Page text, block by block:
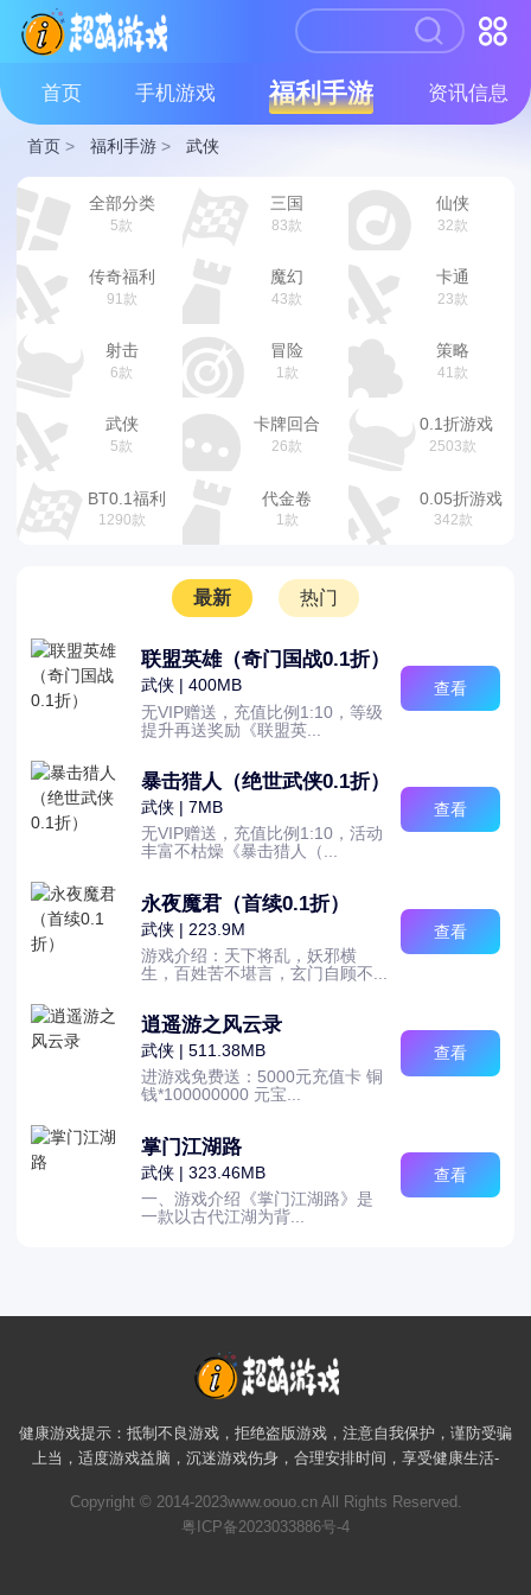
首页 手机游戏 福利手游 资讯信息
首页 > 福利手游 > 武侠
全部分类
5款
三国
83款
仙侠
32款
传奇福利
91款
魔幻
43款
卡通
23款
射击
6款
冒险
1款
策略
41款
武侠
5款
卡牌回合
26款
0.1折游戏
2503款
BT0.1福利
1290款
代金卷
1款
0.05折游戏
342款
最新 热门
联盟英雄（奇门国战0.1折）
武侠 | 400MB
无VIP赠送，充值比例1:10，等级
提升再送奖励《联盟英...
查看
暴击猎人（绝世武侠0.1折）
武侠 | 7MB
无VIP赠送，充值比例1:10，活动
丰富不枯燥《暴击猎人（...
查看
永夜魔君（首续0.1折）
武侠 | 223.9M
游戏介绍：天下将乱，妖邪横
生，百姓苦不堪言，玄门自顾不...
查看
逍遥游之风云录
武侠 | 511.38MB
进游戏免费送：5000元充值卡 铜
钱*100000000 元宝...
查看
掌门江湖路
武侠 | 323.46MB
一、游戏介绍《掌门江湖路》是
一款以古代江湖为背...
查看
健康游戏提示：抵制不良游戏，拒绝盗版游戏，注意自我保护，谨防受骗
上当，适度游戏益脑，沉迷游戏伤身，合理安排时间，享受健康生活-
Copyright © 2014-2023www.oouo.cn All Rights Reserved.
粤ICP备2023033886号-4